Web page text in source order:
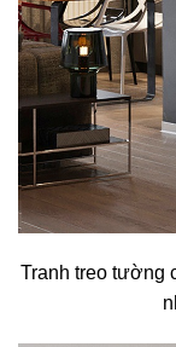
Tranh treo tường